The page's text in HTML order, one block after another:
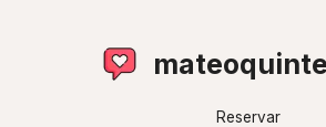
Reservar